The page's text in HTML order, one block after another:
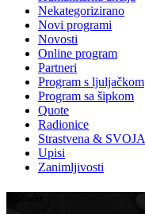
Nekategorizirano
Novi programi
Novosti
Online program
Partneri
Program s ljuljačkom
Program sa šipkom
Quote
Radionice
Strastvena & SVOJA
Upisi
Zanimljivosti